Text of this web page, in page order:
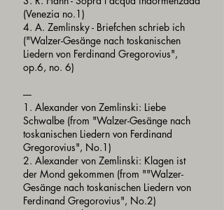
(Venezia no.1)
4. A. Zemlinsky - Briefchen schrieb ich
("Walzer-Gesänge nach toskanischen
Liedern von Ferdinand Gregorovius",
op.6, no. 6)
----
1. Alexander von Zemlinski: Liebe
Schwalbe (from "Walzer-Gesänge nach
toskanischen Liedern von Ferdinand
Gregorovius", No.1)
2. Alexander von Zemlinski: Klagen ist
der Mond gekommen (from ""Walzer-
Gesänge nach toskanischen Liedern von
Ferdinand Gregorovius", No.2)